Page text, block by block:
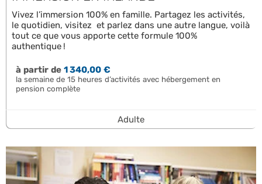
Vivez l’immersion 100% en famille. Partagez les activités,
le quotidien, visitez et parlez dans une autre langue, voilà
tout ce que vous apporte cette formule 100%
authentique !
à partir de1 340,00 €
la semaine de 15 heures d’activités avec hébergement en
pension complète
Adulte